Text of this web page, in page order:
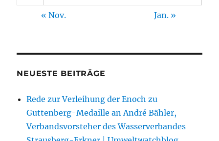
« Nov. Jan. »
NEUESTE BEITRÄGE
Rede zur Verleihung der Enoch zu
Guttenberg-Medaille an André Bähler,
Verbandsvorsteher des Wasserverbandes